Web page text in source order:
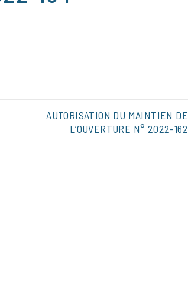
AUTORISATION DU MAINTIEN DE
L’OUVERTURE N° 2022-162